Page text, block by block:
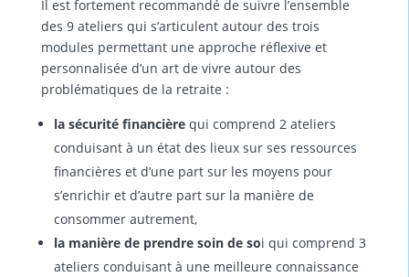
Il est fortement recommandé de suivre l’ensemble
des 9 ateliers qui s’articulent autour des trois
modules permettant une approche réflexive et
personnalisée d’un art de vivre autour des
problématiques de la retraite :
la sécurité financièrequi comprend 2 ateliers
conduisant à un état des lieux sur ses ressources
financières et d’une part sur les moyens pour
s’enrichir et d’autre part sur la manière de
consommer autrement,
la manière de prendre soin de soi qui comprend 3
ateliers conduisant à une meilleure connaissance